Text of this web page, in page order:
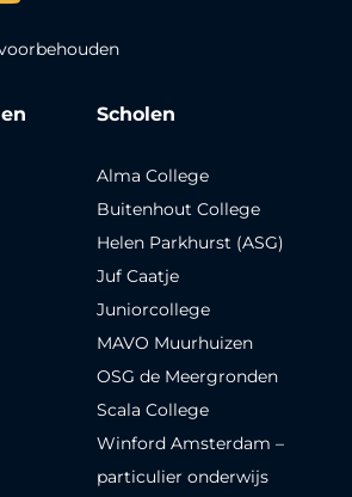
Scholen
Alma College
Buitenhout College
Helen Parkhurst (ASG)
Juf Caatje
Juniorcollege
MAVO Muurhuizen
OSG de Meergronden
Scala College
Winford Amsterdam –
particulier onderwijs